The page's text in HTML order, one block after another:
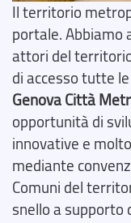
Il territorio
portale. Abbiamo
attori del
di accesso tutte
Genova Città
opportunità di
innovative e
mediante
Comuni del
snello a supporto